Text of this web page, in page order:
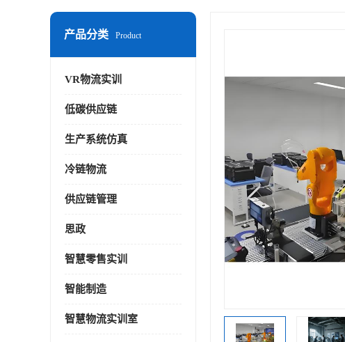
产品分类 Product
VR物流实训
低碳供应链
生产系统仿真
冷链物流
供应链管理
思政
智慧零售实训
智能制造
智慧物流实训室